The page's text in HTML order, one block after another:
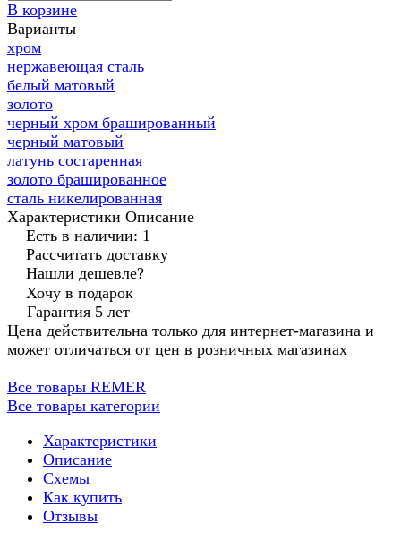
В корзине
Варианты
хром
нержавеющая сталь
белый матовый
золото
черный хром брашированный
черный матовый
латунь состаренная
золото брашированное
сталь никелированная
Характеристики Описание
Есть в наличии: 1
Рассчитать доставку
Нашли дешевле?
Хочу в подарок
Гарантия 5 лет
Цена действительна только для интернет-магазина и
может отличаться от цен в розничных магазинах
Все товары REMER
Все товары категории
Характеристики
Описание
Схемы
Как купить
Отзывы